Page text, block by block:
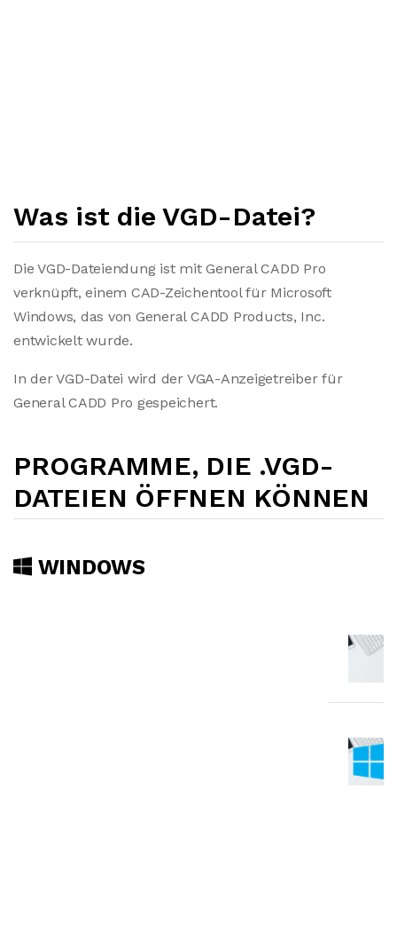
Was ist die VGD-Datei?
Die VGD-Dateiendung ist mit General CADD Pro
verknüpft, einem CAD-Zeichentool für Microsoft
Windows, das von General CADD Products, Inc.
entwickelt wurde.
In der VGD-Datei wird der VGA-Anzeigetreiber für
General CADD Pro gespeichert.
PROGRAMME, DIE .VGD-
DATEIEN ÖFFNEN KÖNNEN
WINDOWS